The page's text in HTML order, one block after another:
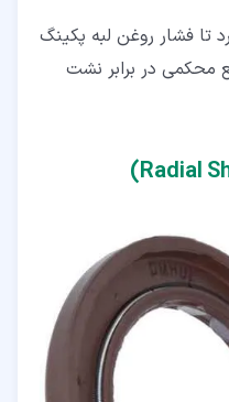
تا فشار روغن لبه پکینگ
محکمی در برابر نشت